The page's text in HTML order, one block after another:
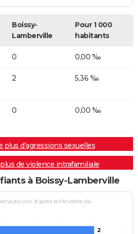
Boissy-
Lamberville
Pour 1 000
habitants
0 0,00 ‰
2 5,36 ‰
0 0,00 ‰
plus d'agressions sexuelles
de violence intrafamiliale
à Boissy-Lamberville
d'après le Ministère de
2